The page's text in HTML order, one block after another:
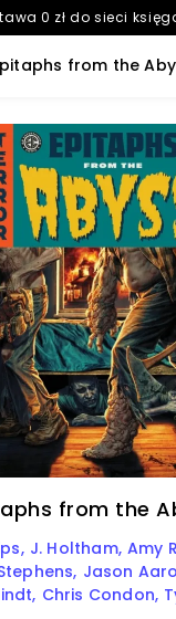
0 zł do sieci
from the
from the
J. Holtham Amy
Jason
Chris Condon